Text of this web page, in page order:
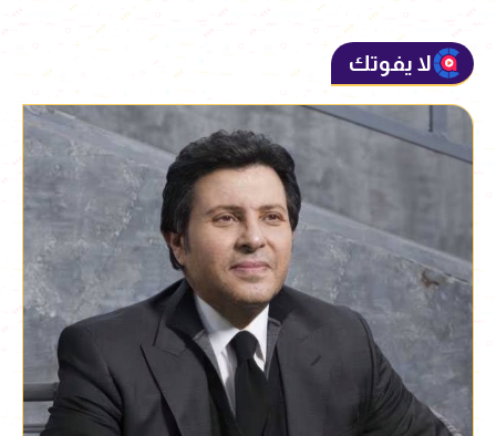
لا يفوتك